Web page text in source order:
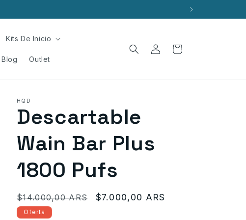
Kits De Inicio
Blog Outlet
Iniciar
sesión
Carrito
HQD
Descartable
Wain Bar Plus
1800 Pufs
Precio
habitual
$14.000,00 ARS
Precio
$7.000,00 ARS
Oferta